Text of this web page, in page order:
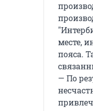
месте,
пояса.
— По